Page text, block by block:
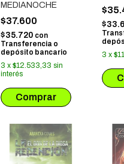
MEDIANOCHE
$37.600
$35.720 con
Transferencia o
depósito bancario
3 x $12.533,33 sin
interés
3 x